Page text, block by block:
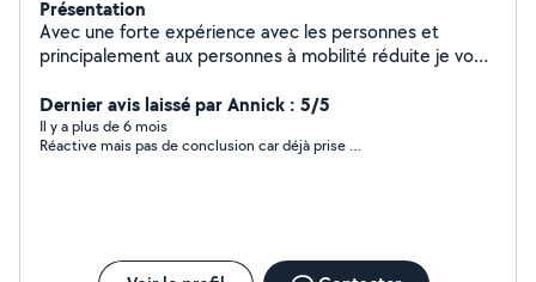
Présentation
Avec une forte expérience avec les personnes et
principalement aux personnes à mobilité réduite je vous
lecture faire vos courses et trajets divers ainsi que
toutes les taches de votre quotidien
Dernier avis laissé par Annick : 5/5
Il y a plus de 6 mois
Réactive mais pas de conclusion car déjà prise …